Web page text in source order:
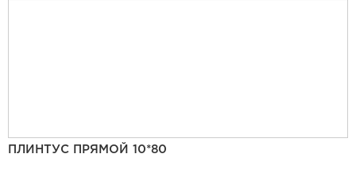
ПЛИНТУС ПРЯМОЙ 10*80